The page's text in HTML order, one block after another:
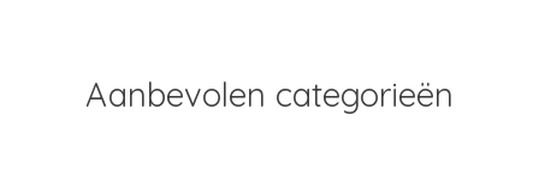
Aanbevolen categorieën